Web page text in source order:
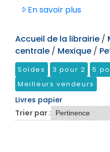
En savoir plus
Accueil de la librairie /
centrale / Mexique /
Soldes 3 pour 2
5
Meilleurs vendeurs
Livres papier
Trier par :